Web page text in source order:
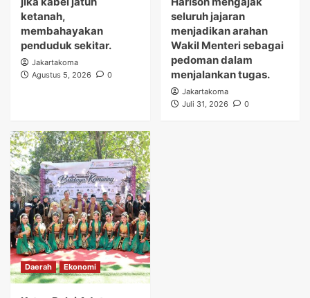
ketanah,
membahayakan
penduduk sekitar.
Jakartakoma
Agustus 5, 2026
0
seluruh jajaran
menjadikan arahan
Wakil Menteri sebagai
pedoman dalam
menjalankan tugas.
Jakartakoma
Juli 31, 2026
0
Daerah Ekonomi